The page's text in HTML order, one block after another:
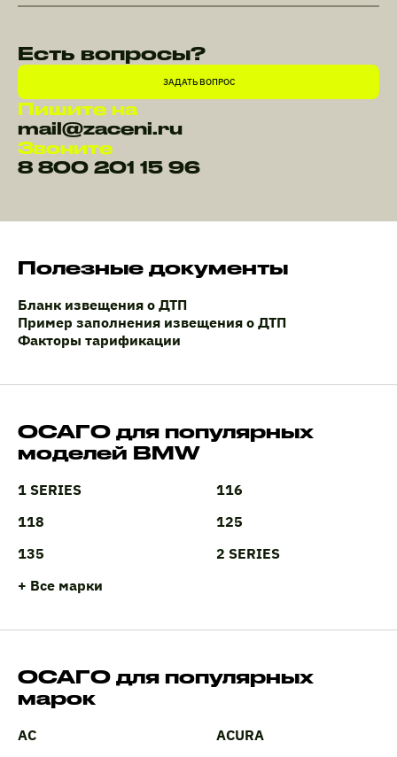
Есть вопросы?
ЗАДАТЬ ВОПРОС
Пишите на
mail@zaceni.ru
Звоните
8 800 201 15 96
Полезные документы
Бланк извещения о ДТП
Пример заполнения извещения о ДТП
Факторы тарификации
ОСАГО для популярных
моделей BMW
1 SERIES
116
118
125
135
2 SERIES
+ Все марки
ОСАГО для популярных
марок
AC
ACURA